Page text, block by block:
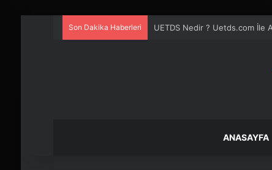
Son Dakika Haberleri UETDS Nedir ? Uetds.com İle
ANASAYFA